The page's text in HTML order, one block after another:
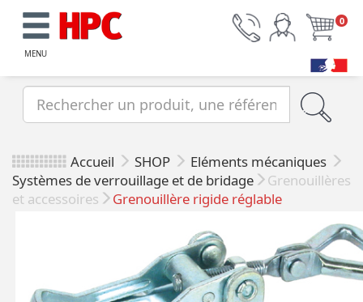
MENU
0
Accueil SHOP
Eléments mécaniques
Systèmes de verrouillage et de bridage
Grenouillères
et accessoires
Grenouillère rigide réglable